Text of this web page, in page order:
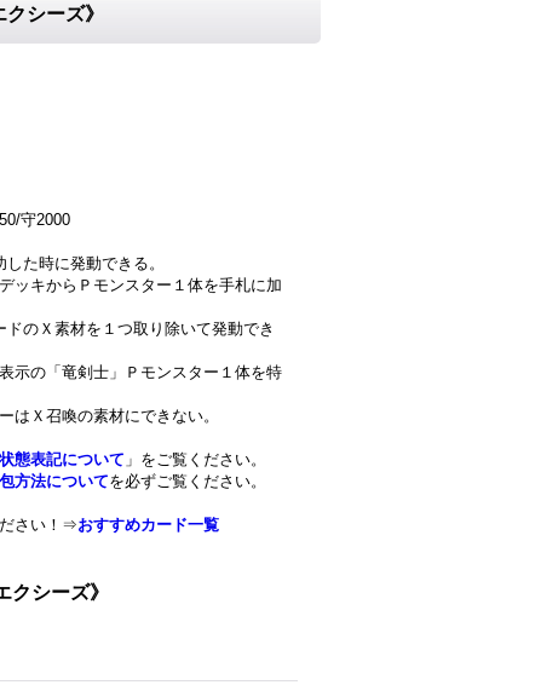
シーズ》
守2000
た時に発動できる。
ッキからＰモンスター１体を手札に加
ドのＸ素材を１つ取り除いて発動でき
示の「竜剣士」Ｐモンスター１体を特
はＸ召喚の素材にできない。
態表記について 」をご覧ください。
方法についてを必ずご覧ください。
さい！⇒おすすめカード一覧
シーズ》